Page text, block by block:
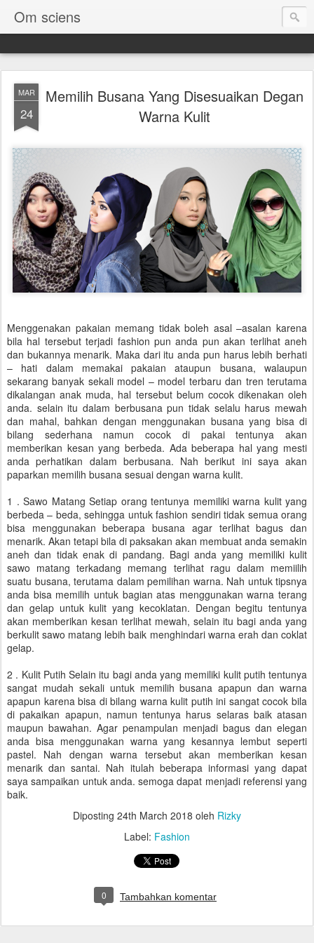
Om sciens
MAR
24
Memilih Busana Yang Disesuaikan Degan
Warna Kulit
Menggenakan pakaian memang tidak boleh asal –asalan karena
bila hal tersebut terjadi fashion pun anda pun akan terlihat aneh
dan bukannya menarik. Maka dari itu anda pun harus lebih berhati
– hati dalam memakai pakaian ataupun busana, walaupun
sekarang banyak sekali model – model terbaru dan tren terutama
dikalangan anak muda, hal tersebut belum cocok dikenakan oleh
anda. selain itu dalam berbusana pun tidak selalu harus mewah
dan mahal, bahkan dengan menggunakan busana yang bisa di
bilang sederhana namun cocok di pakai tentunya akan
memberikan kesan yang berbeda. Ada beberapa hal yang mesti
anda perhatikan dalam berbusana. Nah berikut ini saya akan
paparkan memilih busana sesuai dengan warna kulit.
1 . Sawo Matang Setiap orang tentunya memiliki warna kulit yang
berbeda – beda, sehingga untuk fashion sendiri tidak semua orang
bisa menggunakan beberapa busana agar terlihat bagus dan
menarik. Akan tetapi bila di paksakan akan membuat anda semakin
aneh dan tidak enak di pandang. Bagi anda yang memiliki kulit
sawo matang terkadang memang terlihat ragu dalam memiilih
suatu busana, terutama dalam pemilihan warna. Nah untuk tipsnya
anda bisa memilih untuk bagian atas menggunakan warna terang
dan gelap untuk kulit yang kecoklatan. Dengan begitu tentunya
akan memberikan kesan terlihat mewah, selain itu bagi anda yang
berkulit sawo matang lebih baik menghindari warna erah dan coklat
gelap.
2 . Kulit Putih Selain itu bagi anda yang memiliki kulit putih tentunya
sangat mudah sekali untuk memilih busana apapun dan warna
apapun karena bisa di bilang warna kulit putih ini sangat cocok bila
di pakaikan apapun, namun tentunya harus selaras baik atasan
maupun bawahan. Agar penampulan menjadi bagus dan elegan
anda bisa menggunakan warna yang kesannya lembut seperti
pastel. Nah dengan warna tersebut akan memberikan kesan
menarik dan santai. Nah itulah beberapa informasi yang dapat
saya sampaikan untuk anda. semoga dapat menjadi referensi yang
baik.
Diposting 24th March 2018 oleh Rizky
Label: Fashion
0 Tambahkan komentar